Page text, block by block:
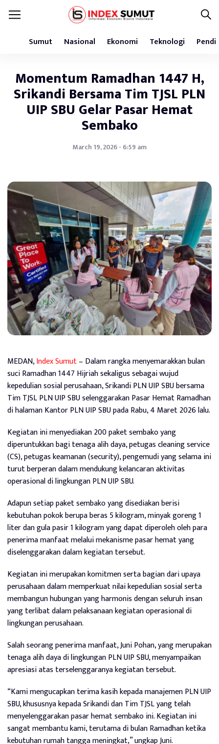
Sumut Nasional Ekonomi Teknologi
Momentum Ramadhan 1447 H,
Srikandi Bersama Tim TJSL PLN
UIP SBU Gelar Pasar Hemat
Sembako
March 19, 2026 - 6:59 am
MEDAN,Index Sumut– Dalam rangka menyemarakkan bulan
suci Ramadhan 1447 Hijriah sekaligus sebagai wujud
kepedulian sosial perusahaan, Srikandi PLN UIP SBU bersama
Tim TJSL PLN UIP SBU selenggarakan Pasar Hemat Ramadhan
di halaman Kantor PLN UIP SBU pada Rabu, 4 Maret 2026 lalu.
Kegiatan ini menyediakan 200 paket sembako yang
diperuntukkan bagi tenaga alih daya, petugas cleaning service
(CS), petugas keamanan (security), pengemudi yang selama ini
turut berperan dalam mendukung kelancaran aktivitas
operasional di lingkungan PLN UIP SBU.
Adapun setiap paket sembako yang disediakan berisi
kebutuhan pokok berupa beras 5 kilogram, minyak goreng 1
liter dan gula pasir 1 kilogram yang dapat diperoleh oleh para
penerima manfaat melalui mekanisme pasar hemat yang
diselenggarakan dalam kegiatan tersebut.
Kegiatan ini merupakan komitmen serta bagian dari upaya
perusahaan dalam memperkuat nilai kepedulian sosial serta
membangun hubungan yang harmonis dengan seluruh insan
yang terlibat dalam pelaksanaan kegiatan operasional di
lingkungan perusahaan.
Salah seorang penerima manfaat, Juni Pohan, yang merupakan
tenaga alih daya di lingkungan PLN UIP SBU, menyampaikan
apresiasi atas terselenggaranya kegiatan tersebut.
“Kami mengucapkan terima kasih kepada manajemen PLN UIP
SBU, khususnya kepada Srikandi dan Tim TJSL yang telah
menyelenggarakan pasar hemat sembako ini. Kegiatan ini
sangat membantu kami, terutama di bulan Ramadhan ketika
kebutuhan rumah tangga meningkat,” ungkap Juni.